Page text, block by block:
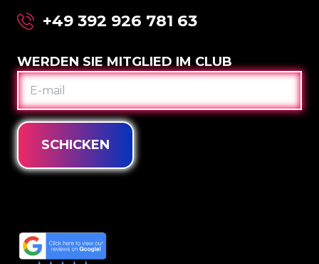
+49 392 926 781 63
WERDEN SIE MITGLIED IM CLUB
E-
MAIL
SCHICKEN